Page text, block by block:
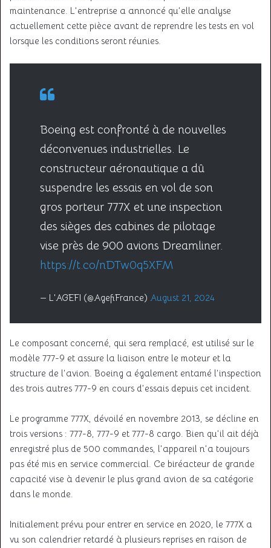
maintenance. L’entreprise a annoncé qu’elle analyse
actuellement cette pièce avant de reprendre les tests en vol
lorsque les conditions seront réunies.
Boeing est confronté à de nouvelles
déconvenues industrielles. Le
constructeur aéronautique a dû
suspendre les essais en vol de son
gros porteur 777X et une inspection
des sièges des cabines de pilotage
vise près de 900 avions Dreamliner.
https://t.co/nDTw0q5XFM
— L'AGEFI (@AgefiFrance) August 21, 2024
Le composant concerné, qui sera remplacé, est utilisé sur le
modèle 777-9 et assure la liaison entre le moteur et la
structure de l’avion. Boeing a également entamé l’inspection
des trois autres 777-9 en cours d’essais depuis cet incident.
Le programme 777X, dévoilé en novembre 2013, se décline en
trois versions : 777-8, 777-9 et 777-8 cargo. Bien qu’il ait déjà
enregistré plus de 500 commandes, l’appareil n’a toujours
pas été mis en service commercial. Ce biréacteur de grande
capacité vise à devenir le plus grand avion de sa catégorie
dans le monde.
Initialement prévu pour entrer en service en 2020, le 777X a
vu son calendrier retardé à plusieurs reprises en raison de